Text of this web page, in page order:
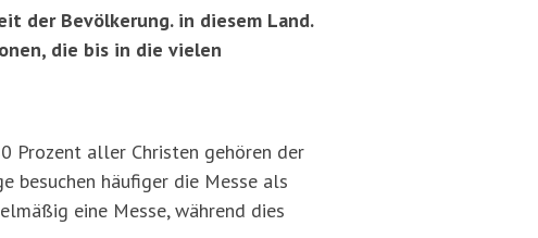
der Bevölkerung. in diesem Land.
die bis in die vielen
Prozent aller Christen gehören der
besuchen häufiger die Messe als
eine Messe, während dies